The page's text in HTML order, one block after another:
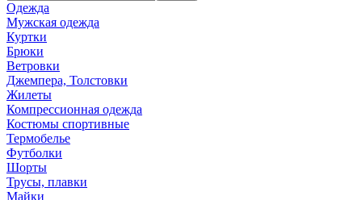
Одежда
Мужская одежда
Куртки
Брюки
Ветровки
Джемпера, Толстовки
Жилеты
Компрессионная одежда
Костюмы спортивные
Термобелье
Футболки
Шорты
Трусы, плавки
Майки